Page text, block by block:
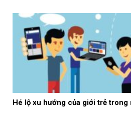
Hé lộ xu hướng của giới trẻ trong